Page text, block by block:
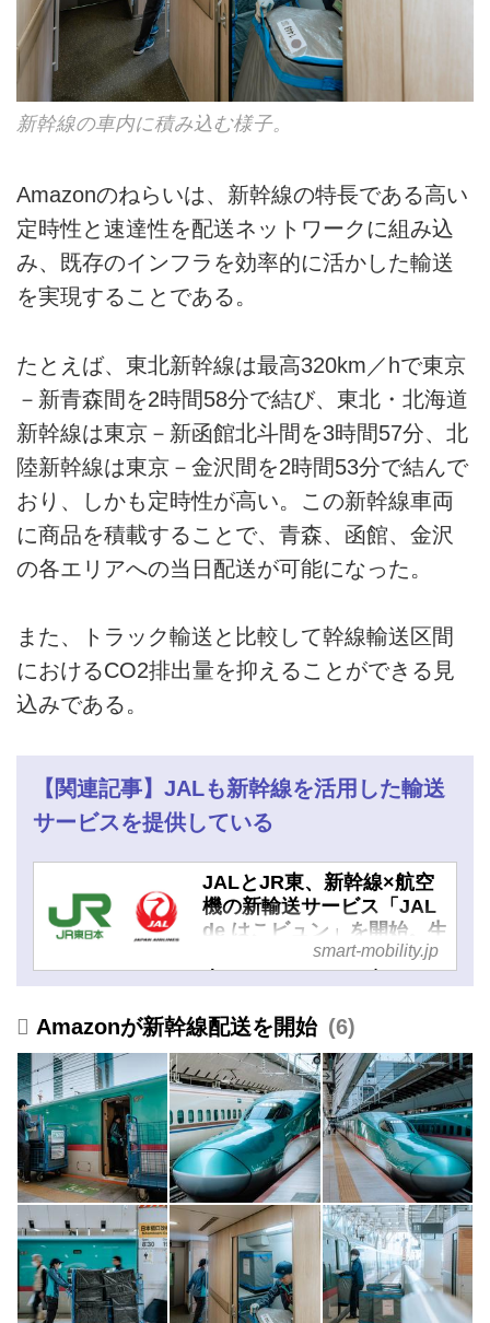
新幹線の車内に積み込む様子。
Amazonのねらいは、新幹線の特長である高い
定時性と速達性を配送ネットワークに組み込
み、既存のインフラを効率的に活かした輸送
を実現することである。
たとえば、東北新幹線は最高320km／hで東京
－新青森間を2時間58分で結び、東北・北海道
新幹線は東京－新函館北斗間を3時間57分、北
陸新幹線は東京－金沢間を2時間53分で結んで
おり、しかも定時性が高い。この新幹線車両
に商品を積載することで、青森、函館、金沢
の各エリアへの当日配送が可能になった。
また、トラック輸送と比較して幹線輸送区間
におけるCO2排出量を抑えることができる見
込みである。
【関連記事】JALも新幹線を活用した輸送
サービスを提供している
JALとJR東、新幹線×航空
機の新輸送サービス「JAL
de はこビュン」を開始。生
鮮品輸送ネットワークを拡
大へ - スマートモビリティ
smart-mobility.jp
Amazonが新幹線配送を開始 6